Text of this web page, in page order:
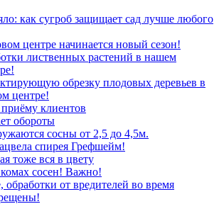
как сугроб защищает сад лучше любого
центре начинается новый сезон!
лиственных растений в нашем
обрезку плодовых деревьев в
центре!
клиентов
обороты
сосны от 2,5 до 4,5м.
спирея Грефшейм!
тоже вся в цвету
сосен! Важно!
обработки от вредителей во время